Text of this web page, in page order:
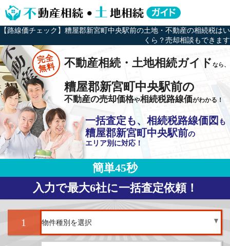
【路線価チェック】糟屋郡新宮町中央駅前の土地・不動産の相続税はい
くら？売却相談もできます
完全
無料 不動産相続・土地相続ガイドなら、
糟屋郡新宮町中央駅前の
不動産の売却価格や相続税路線価がわかる！
一括査定も、相続税路線価図 も
糟屋郡新宮町中央駅前の
エリア別に対応！
簡単45秒
入力で最大6社に一括査定依頼！
1